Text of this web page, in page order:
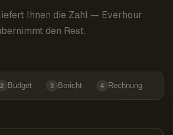
Ihnen die Zahl — Everhour
den Rest.
2 Budget 3 Bericht 4 Rechnung